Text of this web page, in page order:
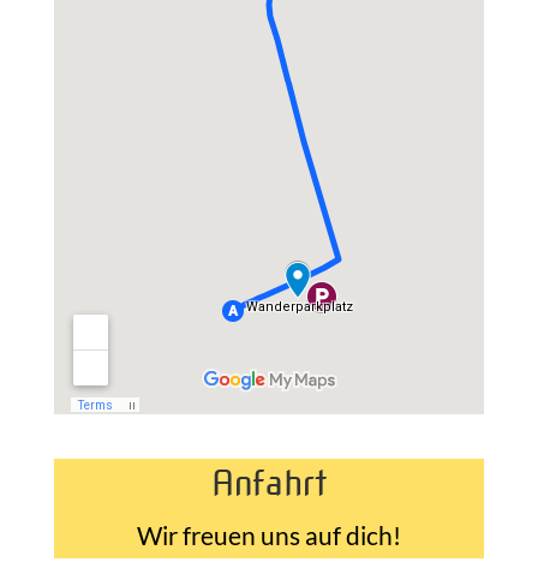
Anfahrt
Wir freuen uns auf dich!